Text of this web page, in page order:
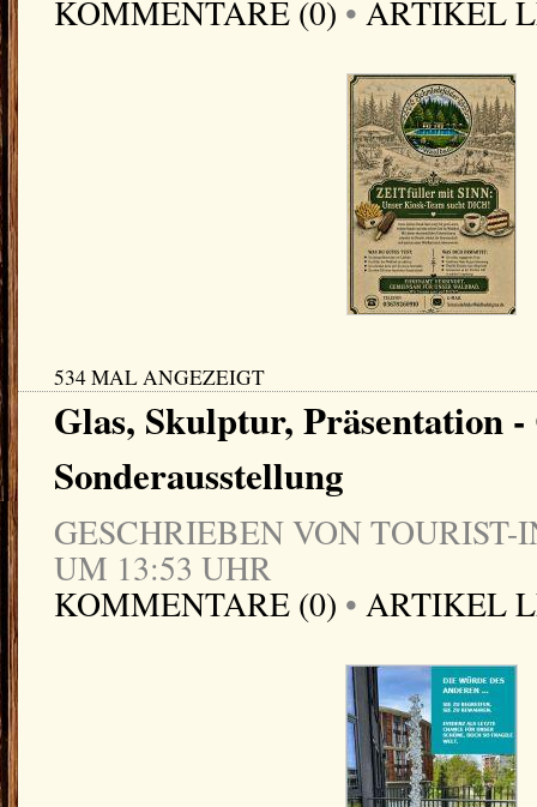
KOMMENTARE (0) • ARTIKEL
534 MAL ANGEZEIGT
Glas, Skulptur, Präsentation
Sonderausstellung
GESCHRIEBEN VON TOURIST-
UM 13:53 UHR
KOMMENTARE (0) • ARTIKEL